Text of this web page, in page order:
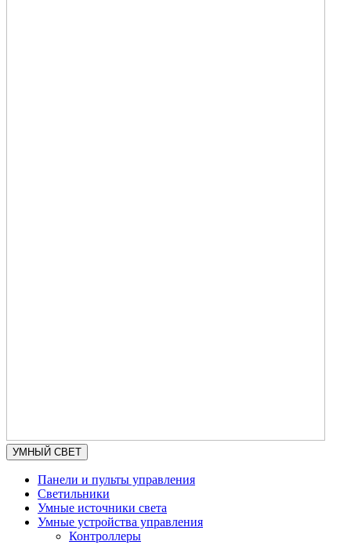
УМНЫЙ СВЕТ
Панели и пульты управления
Светильники
Умные источники света
Умные устройства управления
Контроллеры